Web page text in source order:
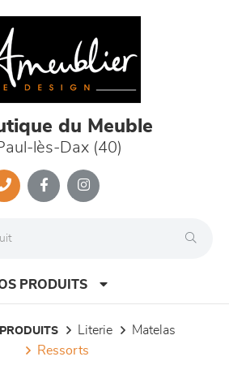
du Meuble
lès-Dax (40)
PRODUITS
literie
matelas
ressorts